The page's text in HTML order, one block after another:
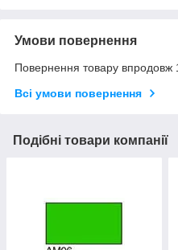
Умови повернення
Повернення товару впродовж
Всі умови повернення
Подібні товари компанії